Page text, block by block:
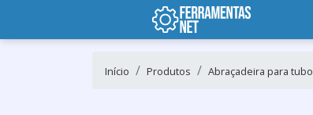
Início Produtos Abraçadeira para tubo